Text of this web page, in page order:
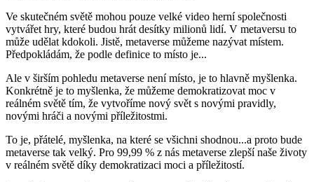
Ve skutečném světě mohou pouze velké video herní společnosti
vytvářet hry, které budou hrát desítky milionů lidí. V metaversu to
může udělat kdokoli. Jistě, metaverse můžeme nazývat místem.
Předpokládám, že podle definice to místo je...
Ale v širším pohledu metaverse není místo, je to hlavně myšlenka.
Konkrétně je to myšlenka, že můžeme demokratizovat moc v
reálném světě tím, že vytvoříme nový svět s novými pravidly,
novými hráči a novými příležitostmi.
To je, přátelé, myšlenka, na které se všichni shodnou...a proto bude
metaverse tak velký. Pro 99,99 % z nás metaverse zlepší naše životy
v reálném světě díky demokratizaci moci a příležitostí.